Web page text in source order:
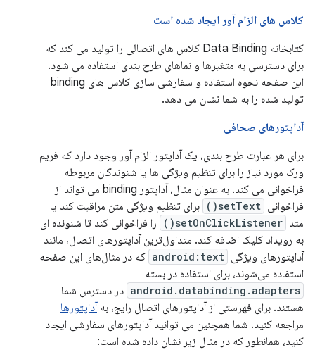
کلاس های الزام آور ایجاد شده است
کتابخانه Data Binding کلاس های اتصالی را تولید می کند که
برای دسترسی به متغیرها و نماهای طرح بندی استفاده می شود.
این صفحه نحوه استفاده و سفارشی سازی کلاس های binding
تولید شده را به شما نشان می دهد.
آداپتورهای صحافی
برای هر عبارت طرح بندی، یک آداپتور الزام آور وجود دارد که فریم
ورک مورد نیاز را برای تنظیم ویژگی ها یا شنوندگان مربوطه
فراخوانی می کند. به عنوان مثال، آداپتور binding می تواند از
فراخوانی setText()
برای تنظیم ویژگی متن مراقبت کند یا
متد setOnClickListener()
را فراخوانی کند تا شنونده ای
به رویداد کلیک اضافه کند. متداول‌ترین آداپتورهای اتصال، مانند
آداپتورهای ویژگی android:text که در مثال‌های این صفحه
استفاده می‌شوند، برای استفاده در بسته
android.databinding.adapters در دسترس شما
هستند. برای فهرستی از آداپتورهای اتصال رایج، به آداپتورها
مراجعه کنید. شما همچنین می توانید آداپتورهای سفارشی ایجاد
کنید، همانطور که در مثال زیر نشان داده شده است: